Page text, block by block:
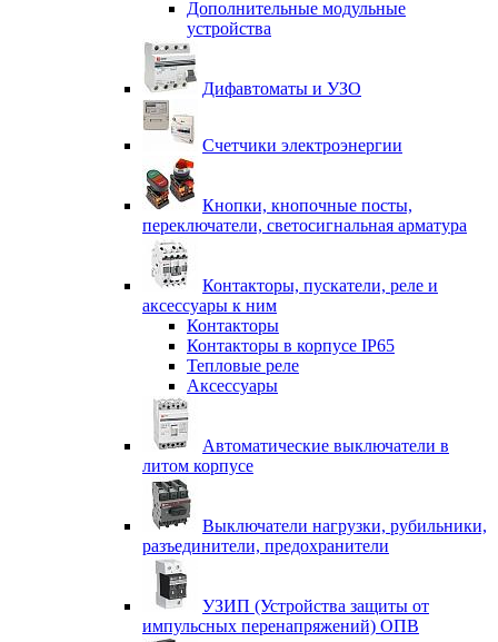
Дополнительные модульные
устройства
Дифавтоматы и УЗО
Счетчики электроэнергии
Кнопки, кнопочные посты,
переключатели, светосигнальная арматура
Контакторы, пускатели, реле и
аксессуары к ним
Контакторы
Контакторы в корпусе IP65
Тепловые реле
Аксессуары
Автоматические выключатели в
литом корпусе
Выключатели нагрузки, рубильники,
разъединители, предохранители
УЗИП (Устройства защиты от
импульсных перенапряжений) ОПВ